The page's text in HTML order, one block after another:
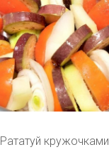
Рататуй кружочками